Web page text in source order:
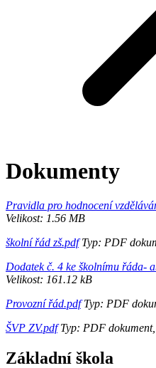
Dokumenty
Pravidla pro hodnocení
Velikost: 1.56 MB
školní řád zš.pdfTyp: PDF
Dodatek č. 4 ke školnímu řáda-
Velikost: 161.12 kB
Provozní řád.pdfTyp: PDF
ŠVP ZV.pdfTyp: PDF
Základní škola